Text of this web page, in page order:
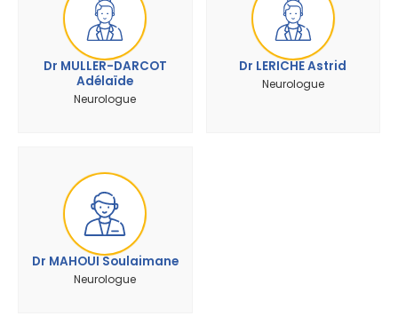
Dr MULLER-DARCOT
Adélaïde
Neurologue
Dr LERICHE Astrid
Neurologue
Dr MAHOUI Soulaimane
Neurologue